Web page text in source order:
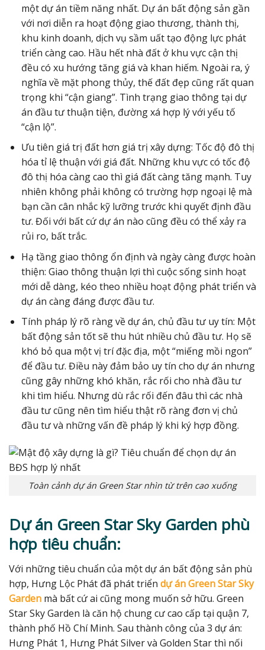
một dự án tiềm năng nhất. Dự án bất động sản gần
với nơi diễn ra hoạt động giao thương, thành thị,
khu kinh doanh, dịch vụ sầm uất tạo động lực phát
triển càng cao. Hầu hết nhà đất ở khu vực cận thị
đều có xu hướng tăng giá và khan hiếm. Ngoài ra, ý
nghĩa về mặt phong thủy, thế đất đẹp cũng rất quan
trọng khi “cận giang”. Tình trạng giao thông tại dự
án đầu tư thuận tiện, đường xá hợp lý với yếu tố
“cận lộ”.
Ưu tiên giá trị đất hơn giá trị xây dựng: Tốc độ đô thị
hóa tỉ lệ thuận với giá đất. Những khu vực có tốc độ
đô thị hóa càng cao thì giá đất càng tăng mạnh. Tuy
nhiên không phải không có trường hợp ngoại lệ mà
bạn cần cân nhắc kỹ lưỡng trước khi quyết định đầu
tư. Đối với bất cứ dự án nào cũng đều có thể xảy ra
rủi ro, bất trắc.
Hạ tầng giao thông ổn định và ngày càng được hoàn
thiện: Giao thông thuận lợi thì cuộc sống sinh hoạt
mới dễ dàng, kéo theo nhiều hoạt động phát triển và
dự án càng đáng được đầu tư.
Tính pháp lý rõ ràng về dự án, chủ đầu tư uy tín: Một
bất động sản tốt sẽ thu hút nhiều chủ đầu tư. Họ sẽ
khó bỏ qua một vị trí đặc địa, một “miếng mồi ngon”
để đầu tư. Điều này đảm bảo uy tín cho dự án nhưng
cũng gây những khó khăn, rắc rối cho nhà đầu tư
khi tìm hiểu. Nhưng dù rắc rối đến đâu thì các nhà
đầu tư cũng nên tìm hiểu thật rõ ràng đơn vị chủ
đầu tư và những vấn đề pháp lý khi ký hợp đồng.
Toàn cảnh dự án Green Star nhìn từ trên cao xuống
Dự án Green Star Sky Garden phù
hợp tiêu chuẩn:
Với những tiêu chuẩn của một dự án bất động sản phù
hợp, Hưng Lộc Phát đã phát triển dự án Green Star Sky
Garden mà bất cứ ai cũng mong muốn sở hữu. Green
Star Sky Garden là căn hộ chung cư cao cấp tại quận 7,
thành phố Hồ Chí Minh. Sau thành công của 3 dự án:
Hưng Phát 1, Hưng Phát Silver và Golden Star thì nối